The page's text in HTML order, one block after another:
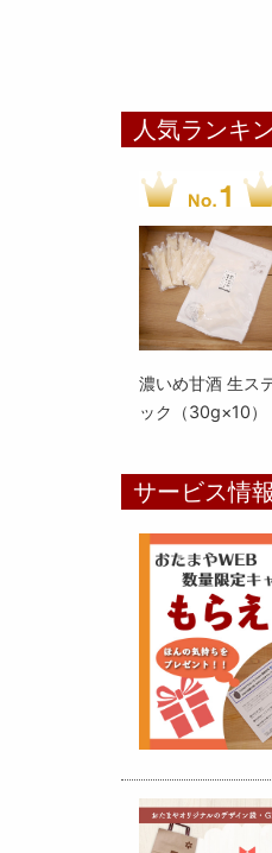
人気ランキ
濃いめ甘酒 生ス
ック（30g×10）
サービス情報